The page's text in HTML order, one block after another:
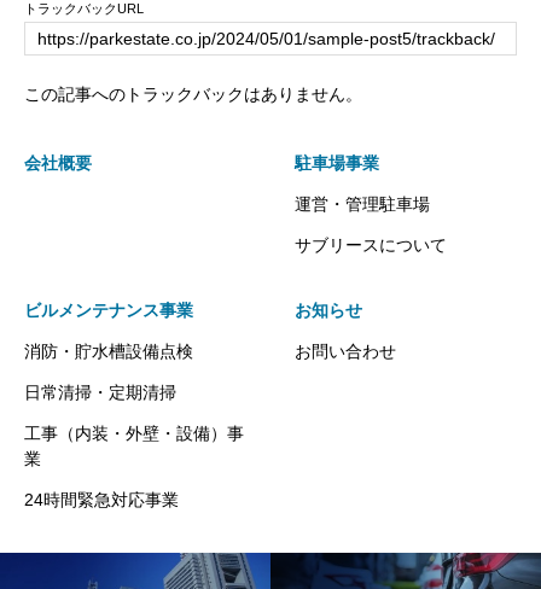
トラックバックURL
この記事へのトラックバックはありません。
会社概要 駐車場事業
運営・管理駐車場
サブリースについて
ビルメンテナンス事業
消防・貯水槽設備点検
日常清掃・定期清掃
工事（内装・外壁・設備）事
業
24時間緊急対応事業
お知らせ
お問い合わせ